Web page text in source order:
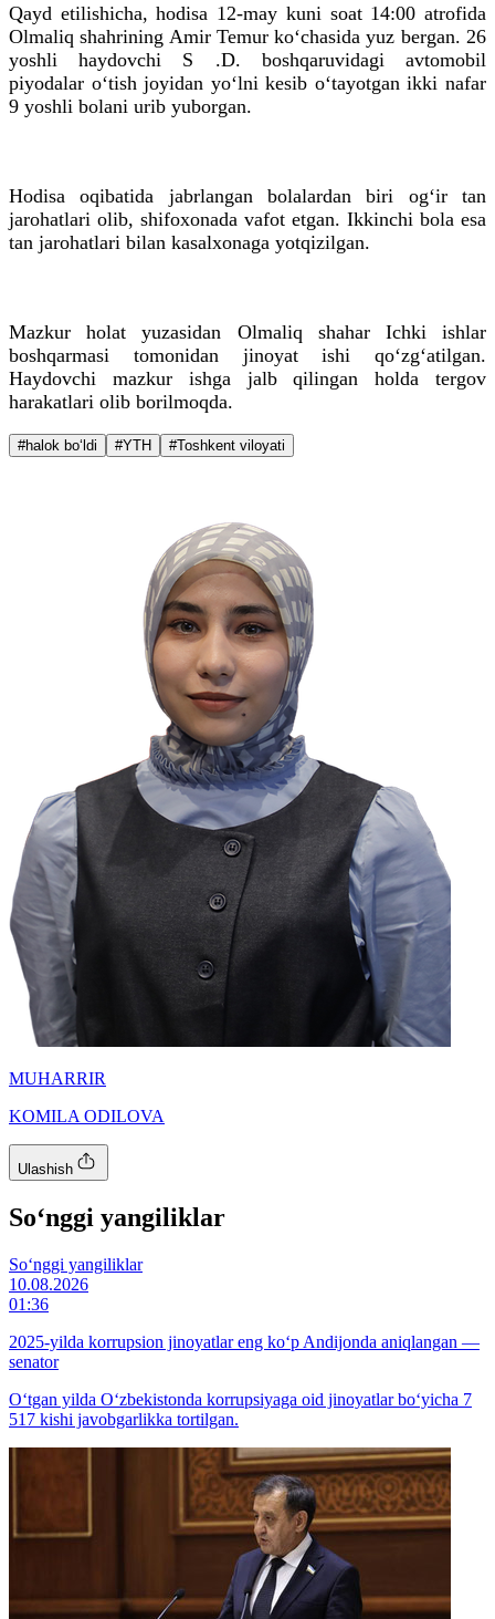
Qayd etilishicha, hodisa 12-may kuni soat 14:00 atrofida
Olmaliq shahrining Amir Temur ko‘chasida yuz bergan. 26
yoshli haydovchi S .D. boshqaruvidagi avtomobil
piyodalar o‘tish joyidan yo‘lni kesib o‘tayotgan ikki nafar
9 yoshli bolani urib yuborgan.
Hodisa oqibatida jabrlangan bolalardan biri og‘ir tan
jarohatlari olib, shifoxonada vafot etgan. Ikkinchi bola esa
tan jarohatlari bilan kasalxonaga yotqizilgan.
Mazkur holat yuzasidan Olmaliq shahar Ichki ishlar
boshqarmasi tomonidan jinoyat ishi qo‘zg‘atilgan.
Haydovchi mazkur ishga jalb qilingan holda tergov
harakatlari olib borilmoqda.
#halok bo‘ldi #YTH #Toshkent viloyati
MUHARRIR
KOMILA ODILOVA
Ulashish
So‘nggi yangiliklar
So‘nggi yangiliklar
10.08.2026
01:36
2025-yilda korrupsion jinoyatlar eng ko‘p Andijonda aniqlangan —
senator
Oʻtgan yilda Oʻzbekistonda korrupsiyaga oid jinoyatlar bo‘yicha 7
517 kishi javobgarlikka tortilgan.